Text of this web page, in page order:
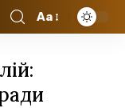
Aa